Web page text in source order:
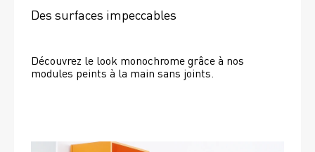
Des surfaces impeccables
Découvrez le look monochrome grâce à nos
modules peints à la main sans joints.